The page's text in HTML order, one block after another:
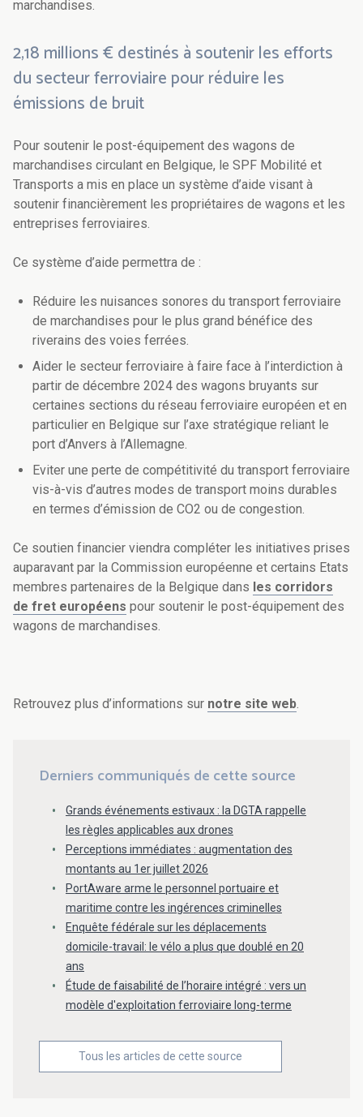
marchandises.
2,18 millions € destinés à soutenir les efforts
du secteur ferroviaire pour réduire les
émissions de bruit
Pour soutenir le post-équipement des wagons de
marchandises circulant en Belgique, le SPF Mobilité et
Transports a mis en place un système d’aide visant à
soutenir financièrement les propriétaires de wagons et les
entreprises ferroviaires.
Ce système d’aide permettra de :
Réduire les nuisances sonores du transport ferroviaire
de marchandises pour le plus grand bénéfice des
riverains des voies ferrées.
Aider le secteur ferroviaire à faire face à l’interdiction à
partir de décembre 2024 des wagons bruyants sur
certaines sections du réseau ferroviaire européen et en
particulier en Belgique sur l’axe stratégique reliant le
port d’Anvers à l’Allemagne.
Eviter une perte de compétitivité du transport ferroviaire
vis-à-vis d’autres modes de transport moins durables
en termes d’émission de CO2 ou de congestion.
Ce soutien financier viendra compléter les initiatives prises
auparavant par la Commission européenne et certains Etats
membres partenaires de la Belgique dans les corridors
de fret européens pour soutenir le post-équipement des
wagons de marchandises.
Retrouvez plus d’informations sur notre site web.
Derniers communiqués de cette source
Grands événements estivaux : la DGTA rappelle
les règles applicables aux drones
Perceptions immédiates : augmentation des
montants au 1er juillet 2026
PortAware arme le personnel portuaire et
maritime contre les ingérences criminelles
Enquête fédérale sur les déplacements
domicile-travail: le vélo a plus que doublé en 20
ans
Étude de faisabilité de l’horaire intégré : vers un
modèle d'exploitation ferroviaire long-terme
Tous les articles de cette source